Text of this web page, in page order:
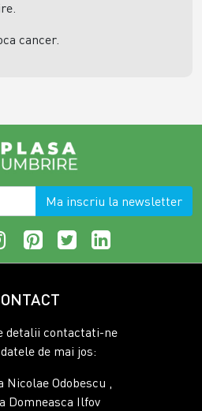
cancer.
Ma inscriu la newsletter
detalii contactati-ne
de mai jos:
Odobescu ,
Domneasca Ilfov